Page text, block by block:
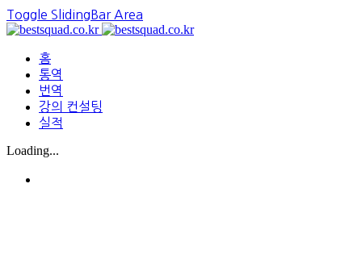
Toggle SlidingBar Area
홈
통역
번역
강의 컨설팅
실적
Loading...